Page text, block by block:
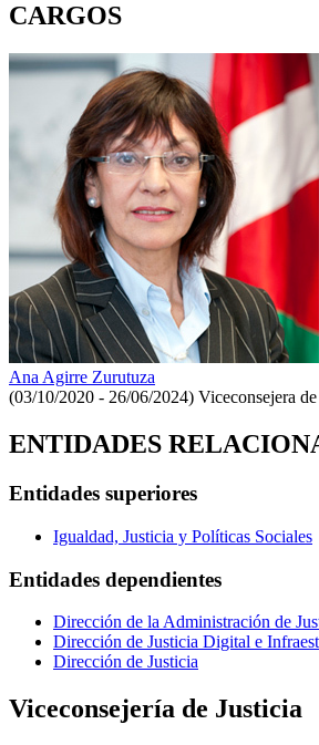
CARGOS
Ana Agirre Zurutuza
(03/10/2020 - 26/06/2024) Viceconsejera
ENTIDADES
Entidades superiores
Igualdad, Justicia y Políticas Sociales
Entidades dependientes
Dirección de la Administración de
Dirección de Justicia Digital e
Dirección de Justicia
Viceconsejería de Justicia